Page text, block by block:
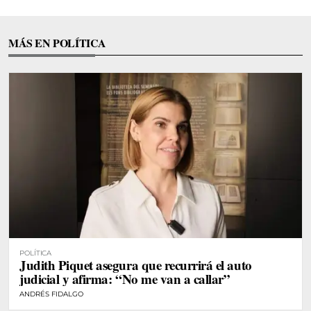
MÁS EN POLÍTICA
POLÍTICA
Judith Piquet asegura que recurrirá el auto
judicial y afirma: “No me van a callar”
ANDRÉS FIDALGO